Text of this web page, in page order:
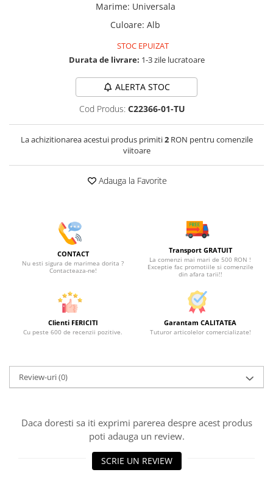
Marime: Universala
Culoare: Alb
STOC EPUIZAT
Durata de livrare: 1-3 zile lucratoare
ALERTA STOC
Cod Produs: C22366-01-TU
La achizitionarea acestui produs primiti2RON pentru comenzile
viitoare
Adauga la Favorite
CONTACT
Nu esti sigura de marimea dorita ?
Contacteaza-ne!
Transport GRATUIT
La comenzi mai mari de 500 RON !
Exceptie fac promotiile si comenzile
din afara tarii!!
Clienti FERICITI
Cu peste 600 de recenzii pozitive.
Garantam CALITATEA
Tuturor articolelor comercializate!
Review-uri(0)
Daca doresti sa iti exprimi parerea despre acest produs
poti adauga un review.
SCRIE UN REVIEW